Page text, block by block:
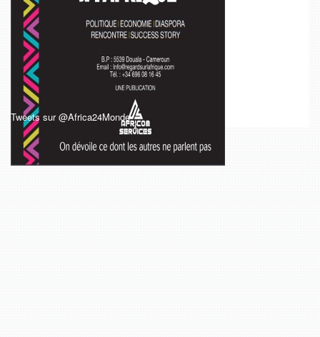
Tweets sur @Africa24Monde